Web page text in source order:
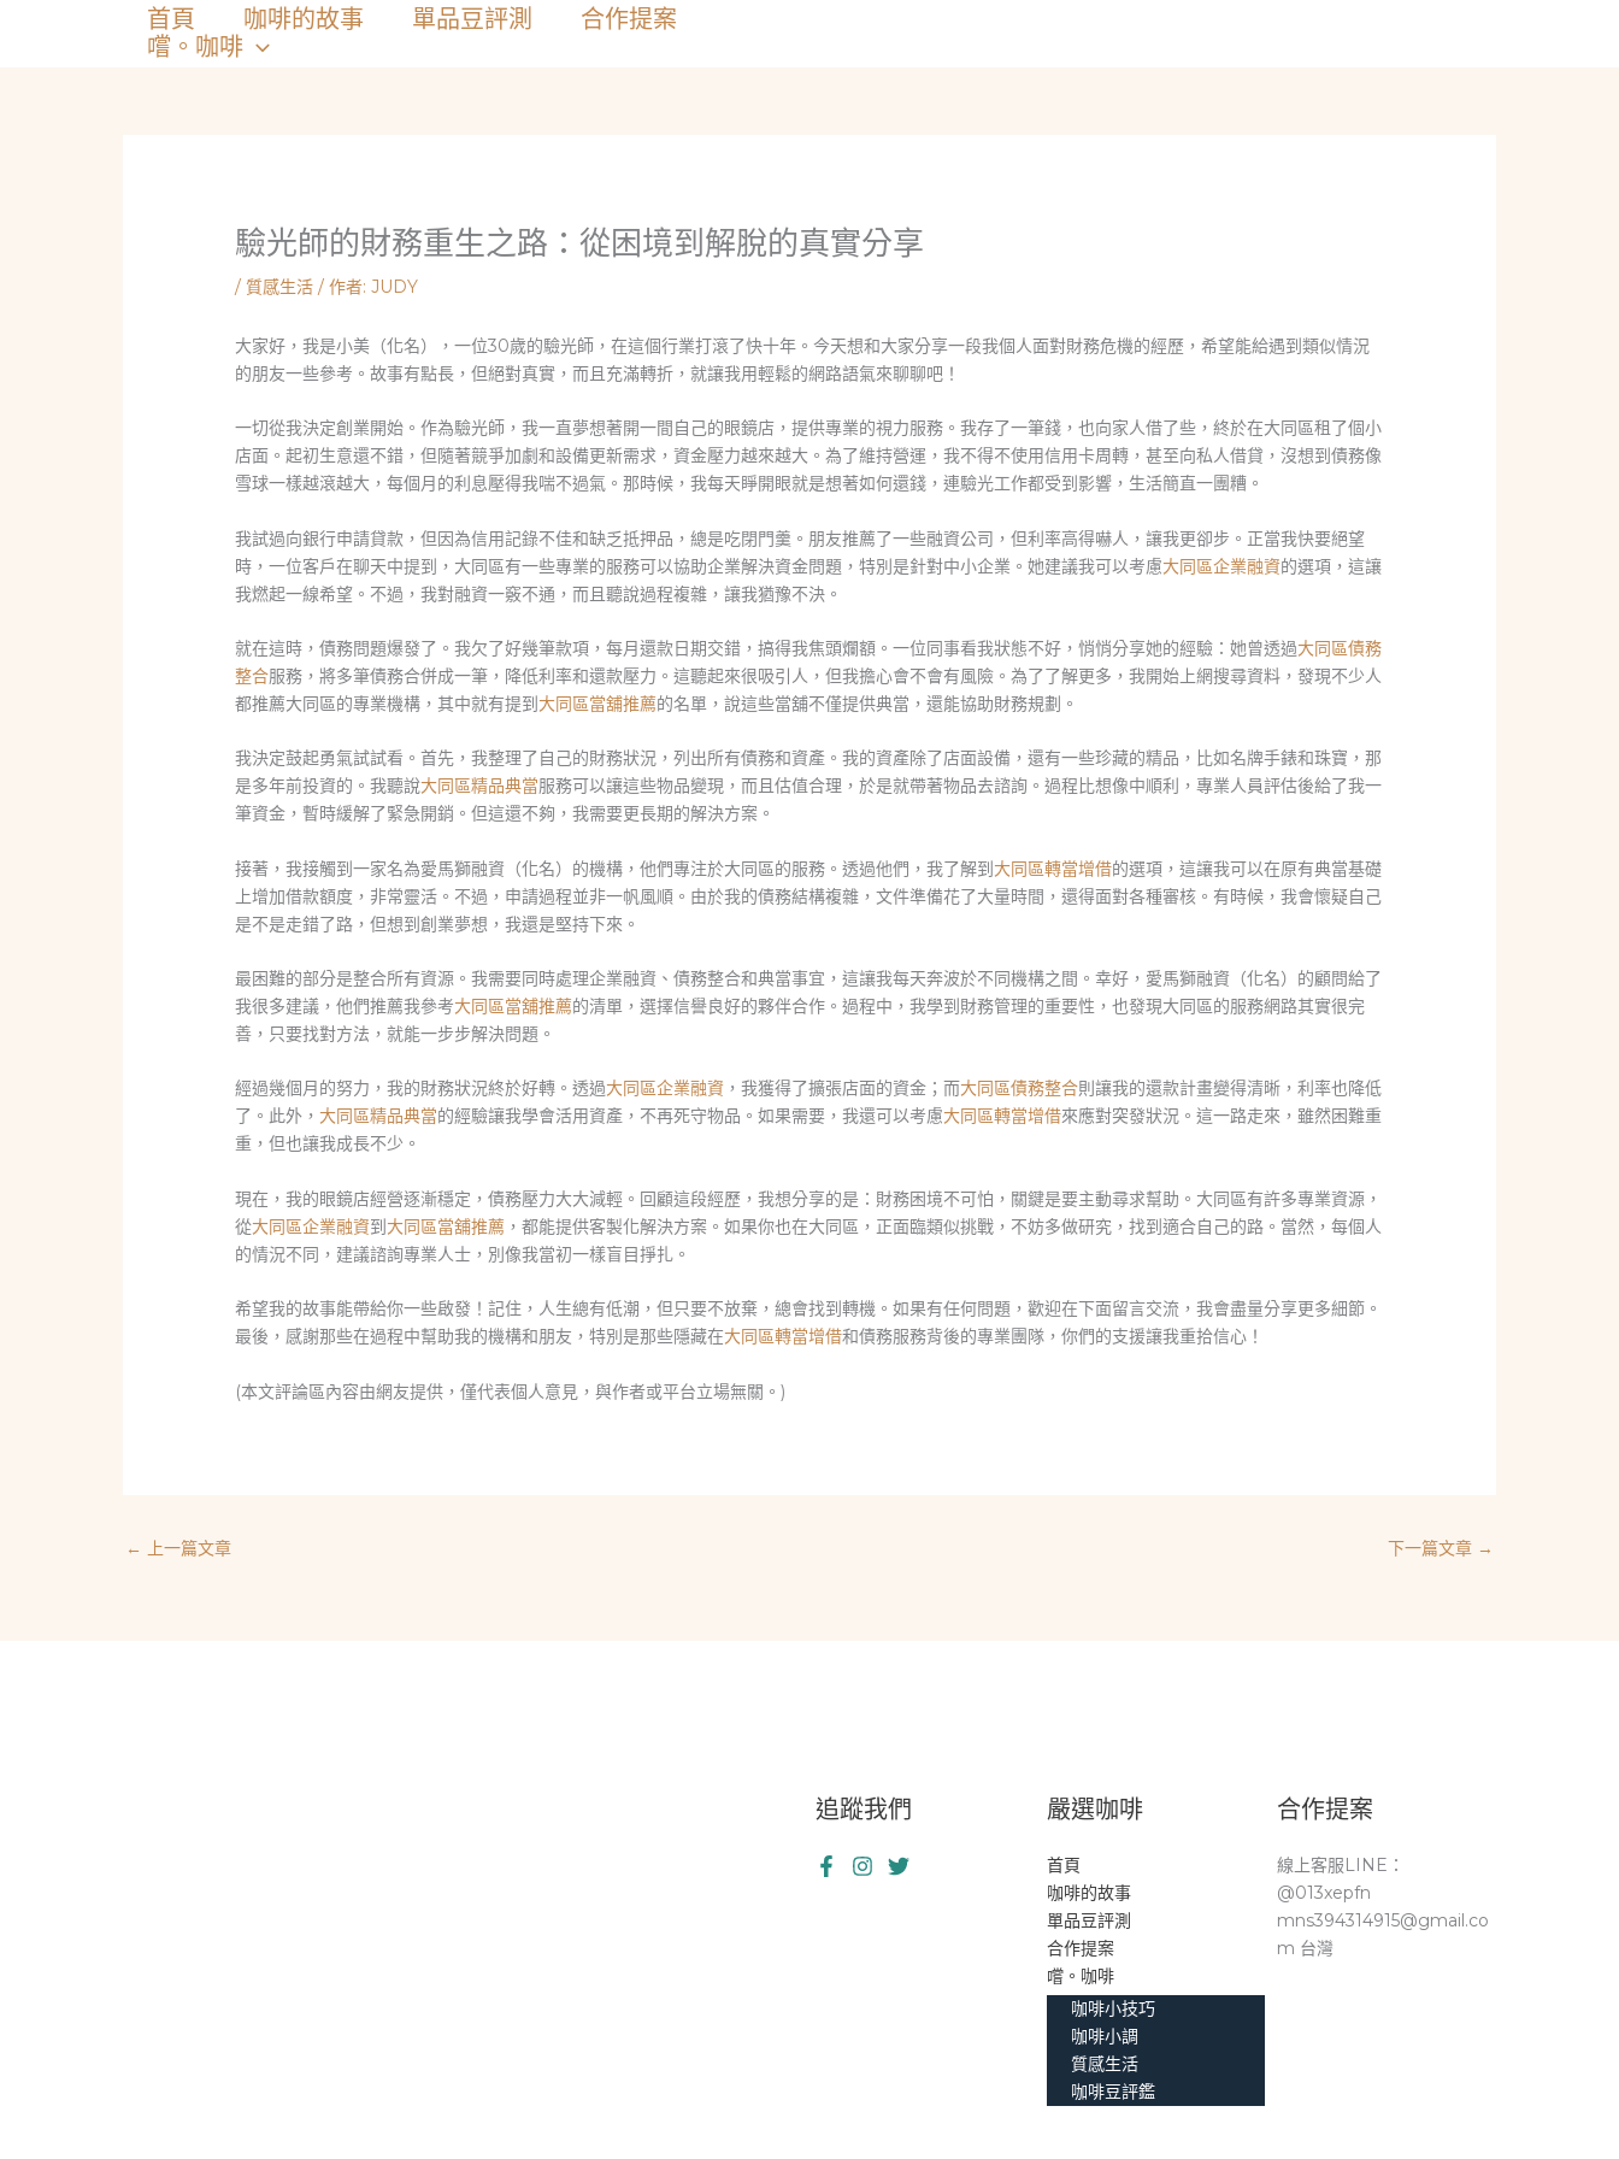
首頁 咖啡的故事 單品豆評測
合作提案
嚐。咖啡
驗光師的財務重生之路：從困境到解脫的真實分享
/質感生活 / 作者:JUDY
大家好，我是小美（化名），一位30歲的驗光師，在這個行業打滾了快十年。今天想和大家分享一段我個人面對財務危機的經歷，希望能給遇到類似情況
的朋友一些參考。故事有點長，但絕對真實，而且充滿轉折，就讓我用輕鬆的網路語氣來聊聊吧！
一切從我決定創業開始。作為驗光師，我一直夢想著開一間自己的眼鏡店，提供專業的視力服務。我存了一筆錢，也向家人借了些，終於在大同區租了個小
店面。起初生意還不錯，但隨著競爭加劇和設備更新需求，資金壓力越來越大。為了維持營運，我不得不使用信用卡周轉，甚至向私人借貸，沒想到債務像
雪球一樣越滾越大，每個月的利息壓得我喘不過氣。那時候，我每天睜開眼就是想著如何還錢，連驗光工作都受到影響，生活簡直一團糟。
我試過向銀行申請貸款，但因為信用記錄不佳和缺乏抵押品，總是吃閉門羹。朋友推薦了一些融資公司，但利率高得嚇人，讓我更卻步。正當我快要絕望
時，一位客戶在聊天中提到，大同區有一些專業的服務可以協助企業解決資金問題，特別是針對中小企業。她建議我可以考慮大同區企業融資的選項，這讓
我燃起一線希望。不過，我對融資一竅不通，而且聽說過程複雜，讓我猶豫不決。
就在這時，債務問題爆發了。我欠了好幾筆款項，每月還款日期交錯，搞得我焦頭爛額。一位同事看我狀態不好，悄悄分享她的經驗：她曾透過大同區債務
整合服務，將多筆債務合併成一筆，降低利率和還款壓力。這聽起來很吸引人，但我擔心會不會有風險。為了了解更多，我開始上網搜尋資料，發現不少人
都推薦大同區的專業機構，其中就有提到大同區當舖推薦的名單，說這些當舖不僅提供典當，還能協助財務規劃。
我決定鼓起勇氣試試看。首先，我整理了自己的財務狀況，列出所有債務和資產。我的資產除了店面設備，還有一些珍藏的精品，比如名牌手錶和珠寶，那
是多年前投資的。我聽說大同區精品典當服務可以讓這些物品變現，而且估值合理，於是就帶著物品去諮詢。過程比想像中順利，專業人員評估後給了我一
筆資金，暫時緩解了緊急開銷。但這還不夠，我需要更長期的解決方案。
接著，我接觸到一家名為愛馬獅融資（化名）的機構，他們專注於大同區的服務。透過他們，我了解到大同區轉當增借的選項，這讓我可以在原有典當基礎
上增加借款額度，非常靈活。不過，申請過程並非一帆風順。由於我的債務結構複雜，文件準備花了大量時間，還得面對各種審核。有時候，我會懷疑自己
是不是走錯了路，但想到創業夢想，我還是堅持下來。
最困難的部分是整合所有資源。我需要同時處理企業融資、債務整合和典當事宜，這讓我每天奔波於不同機構之間。幸好，愛馬獅融資（化名）的顧問給了
我很多建議，他們推薦我參考大同區當舖推薦的清單，選擇信譽良好的夥伴合作。過程中，我學到財務管理的重要性，也發現大同區的服務網路其實很完
善，只要找對方法，就能一步步解決問題。
經過幾個月的努力，我的財務狀況終於好轉。透過大同區企業融資 ，我獲得了擴張店面的資金；而大同區債務整合則讓我的還款計畫變得清晰，利率也降低
了。此外，大同區精品典當的經驗讓我學會活用資產，不再死守物品。如果需要，我還可以考慮大同區轉當增借來應對突發狀況。這一路走來，雖然困難重
重，但也讓我成長不少。
現在，我的眼鏡店經營逐漸穩定，債務壓力大大減輕。回顧這段經歷，我想分享的是：財務困境不可怕，關鍵是要主動尋求幫助。大同區有許多專業資源，
從大同區企業融資到大同區當舖推薦 ，都能提供客製化解決方案。如果你也在大同區，正面臨類似挑戰，不妨多做研究，找到適合自己的路。當然，每個人
的情況不同，建議諮詢專業人士，別像我當初一樣盲目掙扎。
希望我的故事能帶給你一些啟發！記住，人生總有低潮，但只要不放棄，總會找到轉機。如果有任何問題，歡迎在下面留言交流，我會盡量分享更多細節。
最後，感謝那些在過程中幫助我的機構和朋友，特別是那些隱藏在大同區轉當增借和債務服務背後的專業團隊，你們的支援讓我重拾信心！
(本文評論區內容由網友提供，僅代表個人意見，與作者或平台立場無關。)
← 上一篇文章 下一篇文章 →
追蹤我們 嚴選咖啡
首頁
咖啡的故事
單品豆評測
合作提案
嚐。咖啡
咖啡小技巧
咖啡小調
質感生活
咖啡豆評鑑
合作提案
線上客服LINE：
@013xepfn
mns394314915@gmail.co
m 台灣